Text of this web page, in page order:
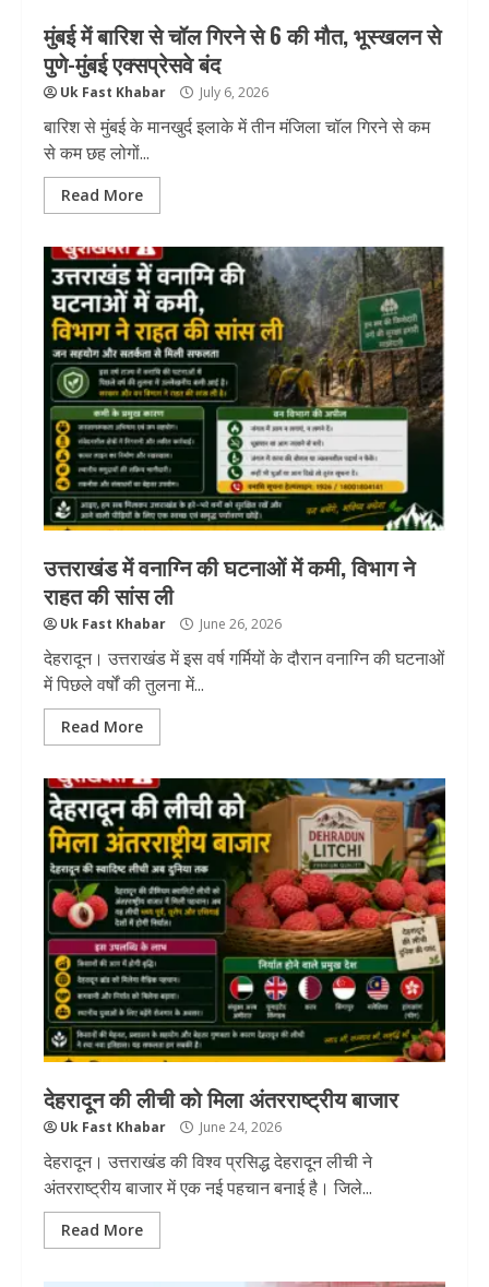
मुंबई में बारिश से चॉल गिरने से 6 की मौत, भूस्खलन से
पुणे-मुंबई एक्सप्रेसवे बंद
Uk Fast Khabar July 6, 2026
बारिश से मुंबई के मानखुर्द इलाके में तीन मंजिला चॉल गिरने से कम
से कम छह लोगों...
Read More
उत्तराखंड में वनाग्नि की घटनाओं में कमी, विभाग ने
राहत की सांस ली
Uk Fast Khabar June 26, 2026
देहरादून। उत्तराखंड में इस वर्ष गर्मियों के दौरान वनाग्नि की घटनाओं
में पिछले वर्षों की तुलना में...
Read More
देहरादून की लीची को मिला अंतरराष्ट्रीय बाजार
Uk Fast Khabar June 24, 2026
देहरादून। उत्तराखंड की विश्व प्रसिद्ध देहरादून लीची ने
अंतरराष्ट्रीय बाजार में एक नई पहचान बनाई है। जिले...
Read More